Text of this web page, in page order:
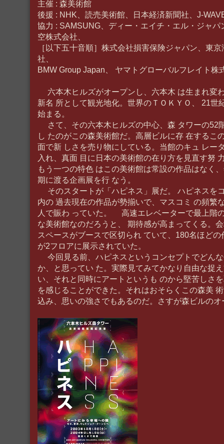
主催 : 森美術館
後援 : NHK、読売美術館、日本経済新聞社、J-
協力 : SAMSUNG、ディー・エイチ・エル・ジャパ
空株式会社、
［以下五十音順］株式会社損害保険ジャパン、東
社、
BMW Group Japan、 ヤマトグローバルフレイト株
六本木ヒルズがオープンし、六本木 は生まれ変
新名 所として観光地化。世界のＴＯＫＹＯ、 21世
始まる。
さて、その六本木ヒルズの中心、森 タワーの52
し たのがこの森美術館だ。高層ビルに存 在するこ
面で新 しさを売り物にしている。当館のキュ レー
入れ、真面 目に日本の美術館の在り方を見直す努
もう一つの特色 はこの美術館は常設の作品はなく
期に渡る企画展を行 なう。
そのスタートが「ハピネス」展だ。 ハピネスを
内の 過去現在の作品が勢揃いで、マスコミ の頻繁
人で賑わ っていた。 高速エレベーターで最上階
な美術館なのだろうと、 期待感が高まってくる。
スペースがブースで区切られ ていて、180名ほど
が2フロアに展示されていた。
今回見る前、ハピネスというコンセプトでどん
か、と思ってい た。実際見てみてかなり自由な捉
い、それと同時にアートというも のから堅苦しさ
を感じることができた。それはおそらくこの森美
込み、思いの強さでもあるのだ。さすが森ビルのオ